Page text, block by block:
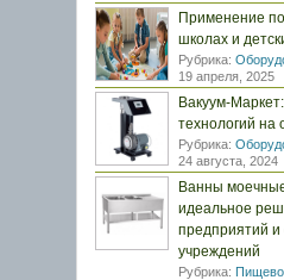
Применение
школах и
Рубрика:
19 апреля, 2025
Вакуум-
технологий на
Рубрика:
24 августа, 2024
Ванны
идеальное
предприятий
учреждений
Рубрика: